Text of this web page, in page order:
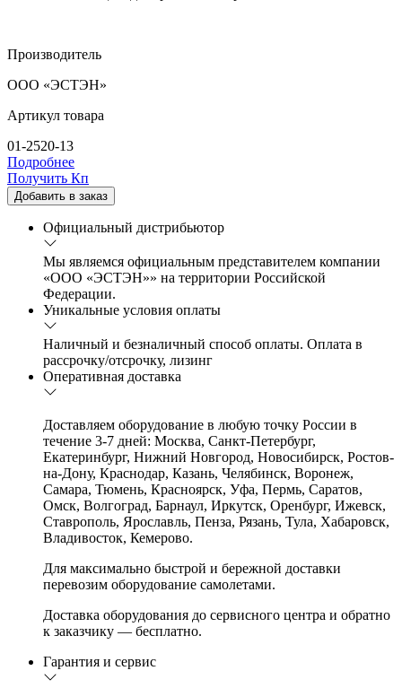
Производитель
ООО «ЭСТЭН»
Артикул товара
01-2520-13
Подробнее
Получить Кп
Добавить в заказ
Официальный дистрибьютор
Мы являемся официальным представителем компании
«ООО «ЭСТЭН»» на территории Российской
Федерации.
Уникальные условия оплаты
Наличный и безналичный способ оплаты. Оплата в
рассрочку/отсрочку, лизинг
Оперативная доставка
Доставляем оборудование в любую точку России в
течение 3-7 дней: Москва, Санкт-Петербург,
Екатеринбург, Нижний Новгород, Новосибирск, Ростов-
на-Дону, Краснодар, Казань, Челябинск, Воронеж,
Самара, Тюмень, Красноярск, Уфа, Пермь, Саратов,
Омск, Волгоград, Барнаул, Иркутск, Оренбург, Ижевск,
Ставрополь, Ярославль, Пенза, Рязань, Тула, Хабаровск,
Владивосток, Кемерово.
Для максимально быстрой и бережной доставки
перевозим оборудование самолетами.
Доставка оборудования до сервисного центра и обратно
к заказчику — бесплатно.
Гарантия и сервис